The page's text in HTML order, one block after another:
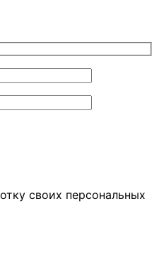
своих персональных